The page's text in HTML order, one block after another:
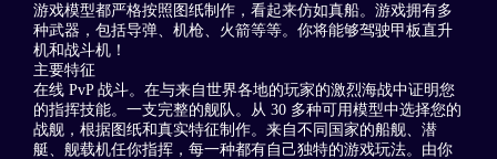
游戏模型都严格按照图纸制作，看起来仿如真船。游戏拥有多
种武器，包括导弹、机枪、火箭等等。你将能够驾驶甲板直升
机和战斗机！
主要特征
在线 PvP 战斗。在与来自世界各地的玩家的激烈海战中证明您
的指挥技能。一支完整的舰队。从 30 多种可用模型中选择您的
战舰，根据图纸和真实特征制作。来自不同国家的船舰、潜
艇、舰载机任你指挥，每一种都有自己独特的游戏玩法。由你